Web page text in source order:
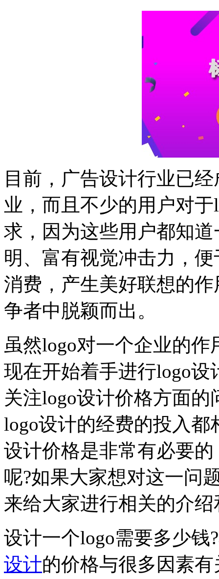
目前，广告设计行业已
业，而且不少的用户对
求，因为这些用户都知
明、富有视觉冲击力，
消费，产生美好联想的
争者中脱颖而出。
虽然logo对一个企业的
现在开始着手进行logo
关注logo设计价格方面
logo设计的经费的投入
设计价格是非常有必要
呢?如果大家想对这一问
来给大家进行相关的介
设计一个logo需要多少钱
设计的价格与很多因素